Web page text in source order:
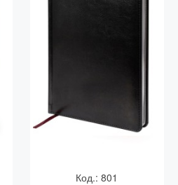
Код.: 801